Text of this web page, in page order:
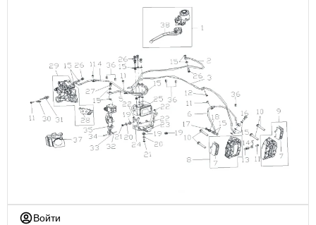
Войти